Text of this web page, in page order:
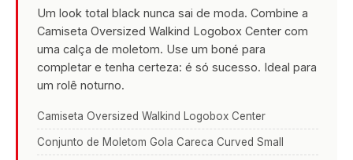
Um look total black nunca sai de moda. Combine a
Camiseta Oversized Walkind Logobox Center com
uma calça de moletom. Use um boné para
completar e tenha certeza: é só sucesso. Ideal para
um rolê noturno.
Camiseta Oversized Walkind Logobox Center
Conjunto de Moletom Gola Careca Curved Small